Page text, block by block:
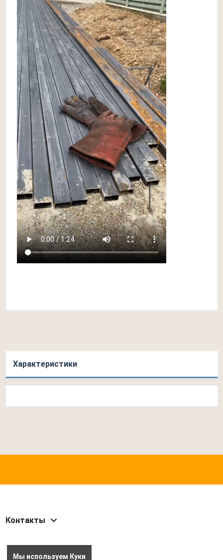
Характеристики
Контакты
Мы используем Куки